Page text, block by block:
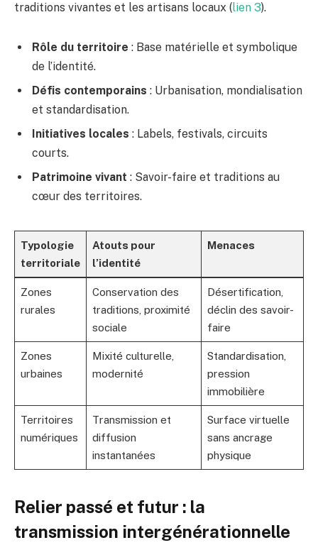
traditions vivantes et les artisans locaux (lien 3).
Rôle du territoire : Base matérielle et symbolique
de l’identité.
Défis contemporains : Urbanisation, mondialisation
et standardisation.
Initiatives locales : Labels, festivals, circuits
courts.
Patrimoine vivant : Savoir-faire et traditions au
cœur des territoires.
Typologie
territoriale
Atouts pour
l’identité
Menaces
Zones
rurales
Conservation des
traditions, proximité
sociale
Désertification,
déclin des savoir-
faire
Zones
urbaines
Mixité culturelle,
modernité
Standardisation,
pression
immobilière
Territoires
numériques
Transmission et
diffusion
instantanées
Surface virtuelle
sans ancrage
physique
Relier passé et futur : la
transmission intergénérationnelle